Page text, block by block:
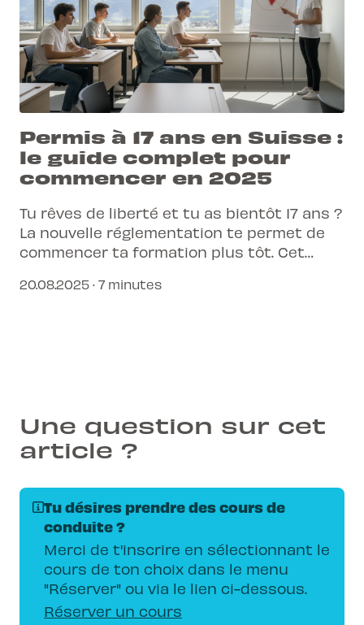
Permis à 17 ans en Suisse :
le guide complet pour
commencer en 2025
Tu rêves de liberté et tu as bientôt 17 ans ?
La nouvelle réglementation te permet de
commencer ta formation plus tôt. Cet
exactement quand t'inscrire et comment
20.08.2025 · 7 minutes
Une question sur cet
article ?
Tu désires prendre des cours de
conduite ?
Merci de t'inscrire en sélectionnant le
cours de ton choix dans le menu
"Réserver" ou via le lien ci-dessous.
Réserver un cours